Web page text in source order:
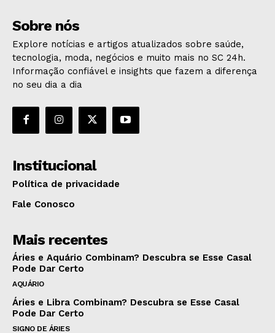
Sobre nós
Explore notícias e artigos atualizados sobre saúde,
tecnologia, moda, negócios e muito mais no SC 24h.
Informação confiável e insights que fazem a diferença
no seu dia a dia
Institucional
Política de privacidade
Fale Conosco
Mais recentes
Áries e Aquário Combinam? Descubra se Esse Casal
Pode Dar Certo
AQUÁRIO
Áries e Libra Combinam? Descubra se Esse Casal
Pode Dar Certo
SIGNO DE ÁRIES